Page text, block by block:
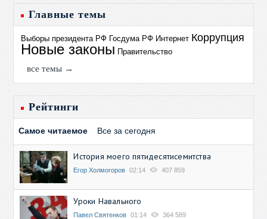
Главные темы
Выборы президента РФ Госдума РФ Интернет Коррупция
Новые законы Правительство
все темы →
Рейтинги
Самое читаемое Все за сегодня
История моего пятидесятисемитства
Егор Холмогоров 02:14 407 859
Уроки Навального
Павел Святенков 01:14 364 589